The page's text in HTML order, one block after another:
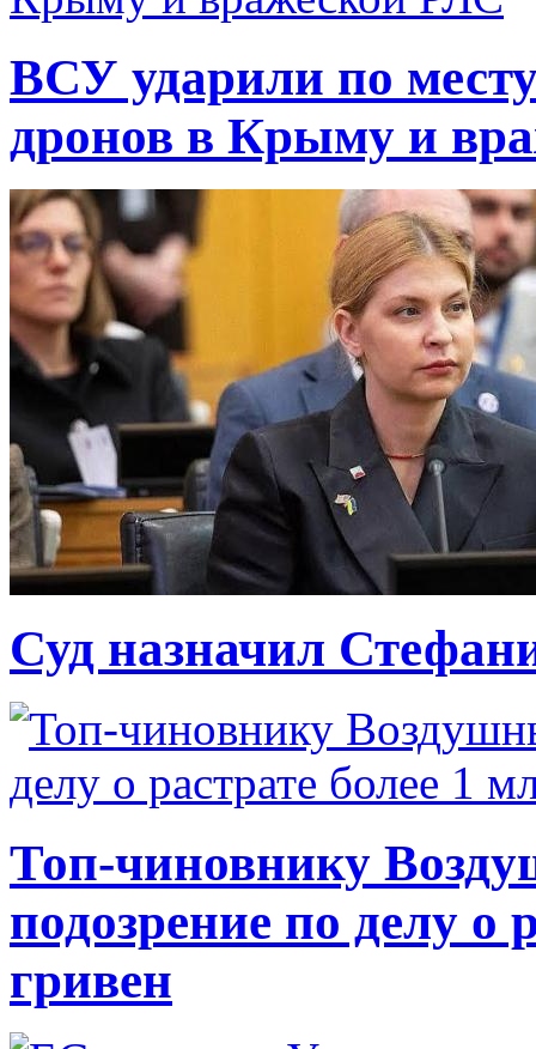
ВСУ ударили по
дронов в Крыму и
Суд назначил
Топ-чиновнику
подозрение по делу о
гривен